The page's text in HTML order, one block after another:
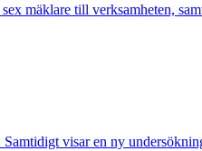
mäklare till verksamheten,
visar en ny